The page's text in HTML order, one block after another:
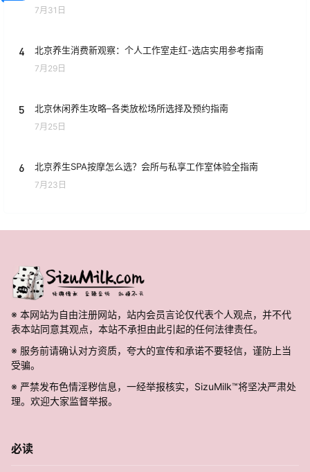
7月31日
4 北京养生消费新观察：个人工作室走红-选店实用参考指南
7月29日
5 北京休闲养生攻略–各类放松场所选择及预约指南
7月25日
6 北京养生SPA按摩怎么选？会所与私享工作室体验全指南
7月23日
※ 本网站为自由注册网站，站内会员言论仅代表个人观点，并不代
表本站同意其观点，本站不承担由此引起的任何法律责任。
※ 服务前请确认对方资质，夸大的宣传和承诺不要轻信，谨防上当
受骗。
※ 严禁发布色情淫秽信息，一经举报核实，SizuMilk™将坚决严肃处
理。欢迎大家监督举报。
必读